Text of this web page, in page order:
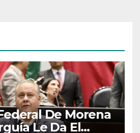
De Morena
Le Da El